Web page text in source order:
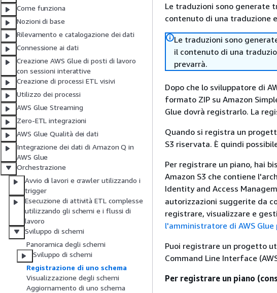
Come funziona
Nozioni di base
Rilevamento e catalogazione dei dati
Connessione ai dati
Creazione AWS Glue di posti di lavoro
con sessioni interattive
Creazione di processi ETL visivi
Utilizzo dei processi
AWS Glue Streaming
Zero-ETL integrazioni
AWS Glue Qualità dei dati
Integrazione dei dati di Amazon Q in
AWS Glue
Orchestrazione
Avvio di lavori e crawler utilizzando i
trigger
Esecuzione di attività ETL complesse
utilizzando gli schemi e i flussi di
lavoro
Sviluppo di schemi
Panoramica degli schemi
Sviluppo di schemi
Registrazione di uno schema
Visualizzazione degli schemi
Aggiornamento di uno schema
Le traduzioni sono generate
contenuto di una traduzione
Le traduzioni sono
il contenuto di una
prevarrà.
Dopo che lo sviluppatore di
formato ZIP su Amazon
Glue dovrà registrarlo. La
Quando si registra un
S3 riservata. È quindi
Per registrare un piano, hai
Amazon S3 che contiene
Identity and Access
autorizzazioni suggerite da
registrare, visualizzare e
l'amministratore di AWS Glue
Puoi registrare un progetto
Command Line Interface
Per registrare un piano